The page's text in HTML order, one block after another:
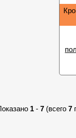
1 - 7 (всего 7